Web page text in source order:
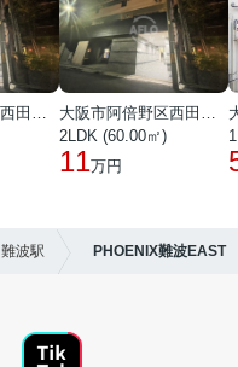
大阪市阿倍野区西田辺町１丁目
大阪市阿倍野区西田辺町１丁目
2LDK (60.00㎡)
11万円
難波駅 PHOENIX難波EAST